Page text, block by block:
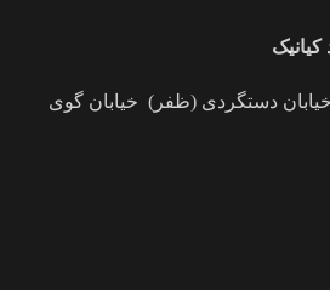
دستگردی (ظفر) خیابان گوی